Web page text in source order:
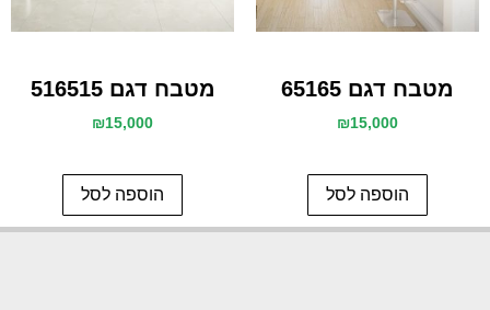
מטבח דגם 65165
₪15,000
הוספה לסל
מטבח דגם 516515
₪15,000
הוספה לסל